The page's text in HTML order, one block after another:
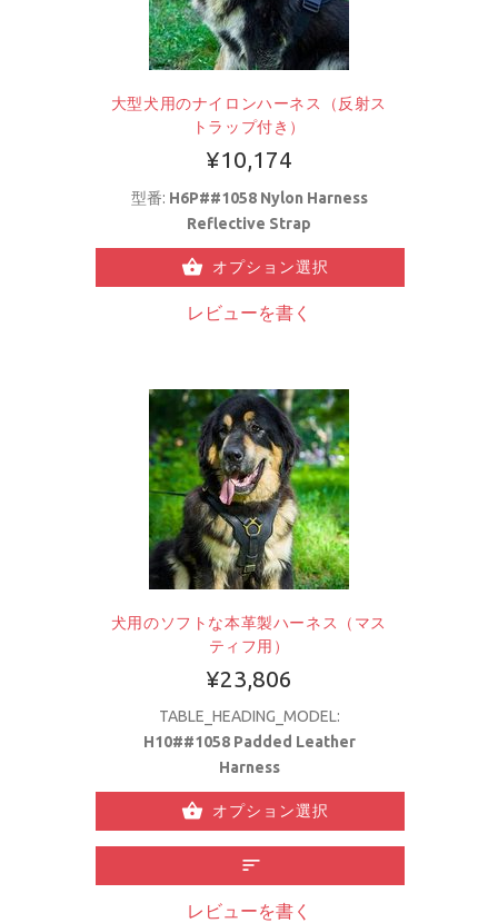
大型犬用のナイロンハーネス（反射ス
トラップ付き）
¥10,174
型番: H6P##1058 Nylon Harness
Reflective Strap
オプション選択
レビューを書く
犬用のソフトな本革製ハーネス（マス
ティフ用）
¥23,806
TABLE_HEADING_MODEL:
H10##1058 Padded Leather
Harness
オプション選択
レビューを書く